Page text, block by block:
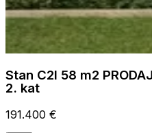
Stan C2I 58 m2
2. kat
191.400 €